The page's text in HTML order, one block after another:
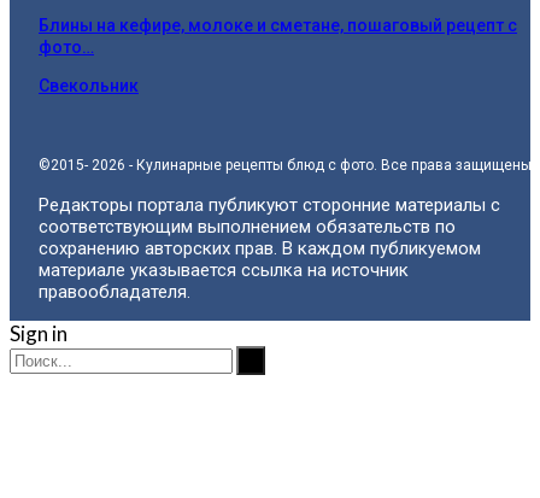
Блины на кефире, молоке и сметане, пошаговый рецепт с
фото…
Свекольник
©2015- 2026 - Кулинарные рецепты блюд с фото. Все права защищены.
Редакторы портала публикуют сторонние материалы с
соответствующим выполнением обязательств по
сохранению авторских прав. В каждом публикуемом
материале указывается ссылка на источник
правообладателя.
Sign in